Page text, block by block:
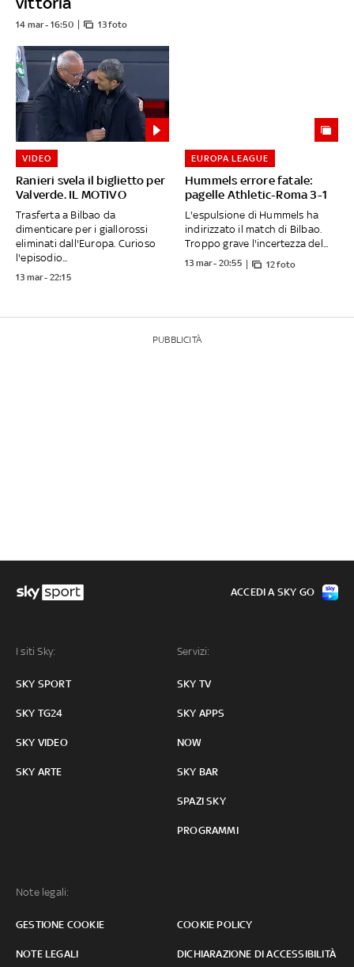
14 mar - 16:50 13 foto
Ranieri svela il biglietto per
Valverde. IL MOTIVO
VIDEO
Trasferta a Bilbao da
dimenticare per i giallorossi
eliminati dall'Europa. Curioso
l'episodio...
13 mar - 22:15
Hummels errore fatale:
pagelle Athletic-Roma 3-1
EUROPA LEAGUE
L'espulsione di Hummels ha
indirizzato il match di Bilbao.
Troppo grave l'incertezza del...
13 mar - 20:55 12 foto
PUBBLICITÀ
I siti Sky:
SKY SPORT
SKY TG24
SKY VIDEO
SKY ARTE
Servizi:
SKY TV
SKY APPS
NOW
SKY BAR
SPAZI SKY
PROGRAMMI
Note legali:
GESTIONE COOKIE COOKIE POLICY
NOTE LEGALI DICHIARAZIONE DI ACCESSIBILITÀ
ACCEDI A SKY GO